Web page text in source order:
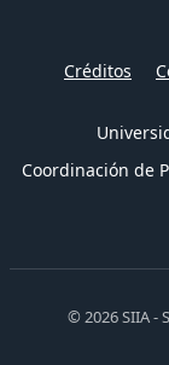
Créditos
Coordinación de
© 2026 SIIA -